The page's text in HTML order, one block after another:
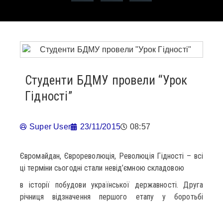
Студенти БДМУ провели “Урок
Гідності”
Super User 23/11/2015 08:57
Євромайдан, Єврореволюція, Революція Гідності – всі
ці терміни сьогодні стали невід’ємною складовою
в історії побудови української державності. Друга
річниця відзначення першого етапу у боротьбі